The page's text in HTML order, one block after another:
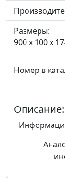
Размеры:
900 x 100 x
Номер в
Описание: